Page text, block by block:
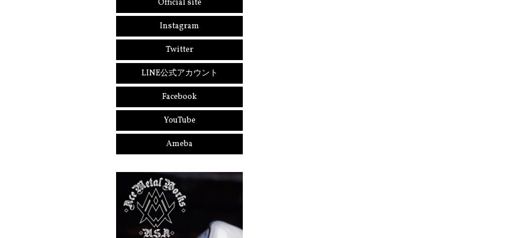
Official site
Instagram
Twitter
LINE公式アカウント
Facebook
YouTube
Ameba